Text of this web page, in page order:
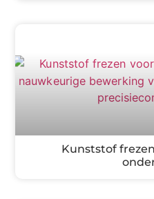
Kunststof